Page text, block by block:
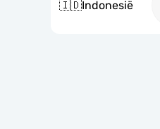
🇮🇩Indonesië